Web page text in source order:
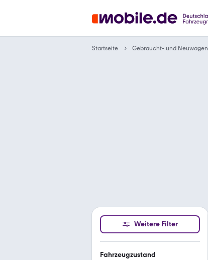
Startseite Gebraucht- und Neuwagen
Weitere Filter
Fahrzeugzustand